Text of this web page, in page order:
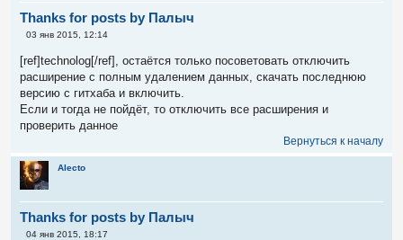
Thanks for posts by Палыч
С
б
щ
н
и
03 янв 2015, 12:14
[ref]technolog[/ref], остаётся только посоветовать отключить
расширение с полным удалением данных, скачать последнюю
версию с гитхаба и включить.
Если и тогда не пойдёт, то отключить все расширения и
проверить данное
Вернуться к началу
Alecto
Thanks for posts by Палыч
С
04 янв 2015, 18:17